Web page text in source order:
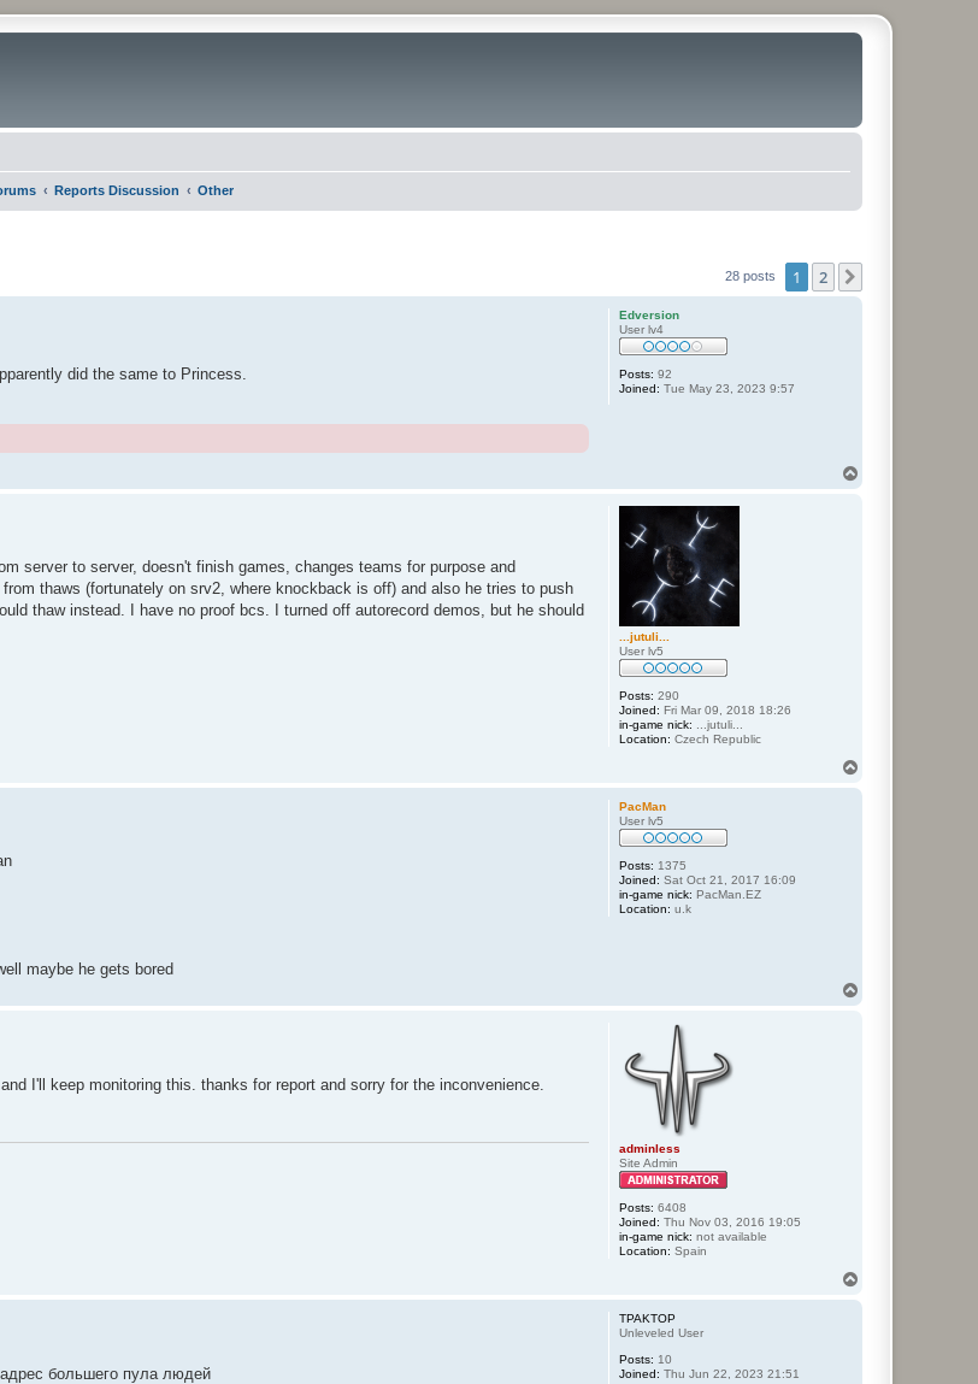
Reports Discussion Other
28 posts 1 2
Edversion
User lv4
Posts: 92
Joined: Tue May 23, 2023 9:57
did the same to Princess.
...jutuli...
User lv5
Posts: 290
Joined: Fri Mar 09, 2018 18:26
in-game nick: ...jutuli...
Location: Czech Republic
server to server, doesn't finish games, changes teams for purpose and
thaws (fortunately on srv2, where knockback is off) and also he tries to push
thaw instead. I have no proof bcs. I turned off autorecord demos, but he should
PacMan
User lv5
Posts: 1375
Joined: Sat Oct 21, 2017 16:09
in-game nick: PacMan.EZ
Location: u.k
maybe he gets bored
adminless
Site Admin
Posts: 6408
Joined: Thu Nov 03, 2016 19:05
in-game nick: not available
Location: Spain
I'll keep monitoring this. thanks for report and sorry for the inconvenience.
TPAKTOP
Unleveled User
Posts: 10
Joined: Thu Jun 22, 2023 21:51
большего пула людей